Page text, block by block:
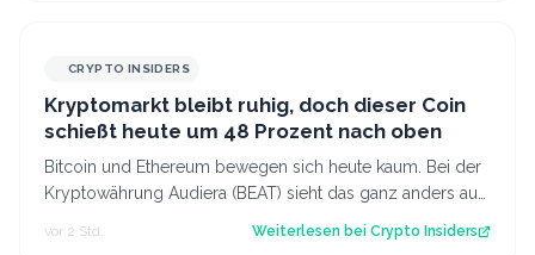
CRYPTO INSIDERS
Kryptomarkt bleibt ruhig, doch dieser Coin
schießt heute um 48 Prozent nach oben
Bitcoin und Ethereum bewegen sich heute kaum. Bei der
Kryptowährung Audiera (BEAT) sieht das ganz anders aus:
vor 2 Std. Weiterlesen bei Crypto Insiders